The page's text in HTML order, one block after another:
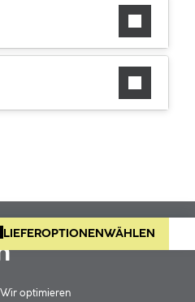
LIEFEROPTIONEN WÄHLEN
optimieren